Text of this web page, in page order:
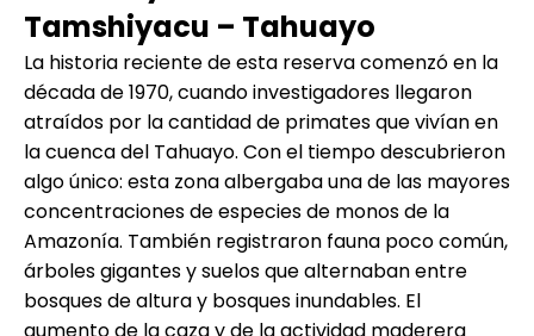
Tamshiyacu – Tahuayo
La historia reciente de esta reserva comenzó en la
década de 1970, cuando investigadores llegaron
atraídos por la cantidad de primates que vivían en
la cuenca del Tahuayo. Con el tiempo descubrieron
algo único: esta zona albergaba una de las mayores
concentraciones de especies de monos de la
Amazonía. También registraron fauna poco común,
árboles gigantes y suelos que alternaban entre
bosques de altura y bosques inundables. El
aumento de la caza y de la actividad maderera